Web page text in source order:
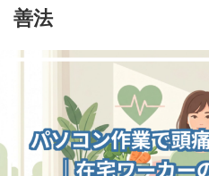
善法